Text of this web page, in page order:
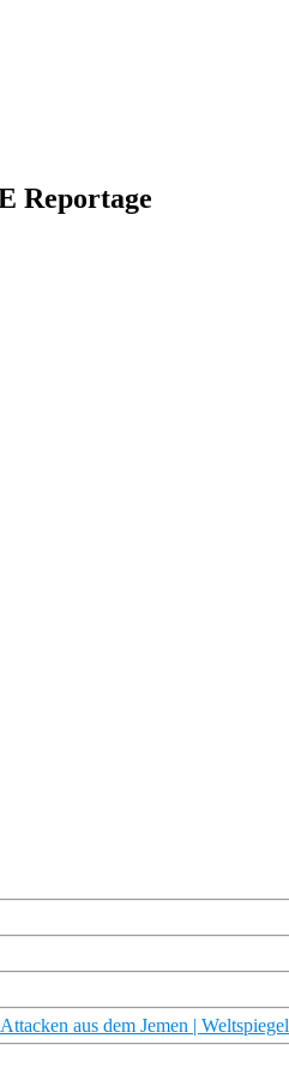
Reportage
aus dem Jemen | Weltspiegel